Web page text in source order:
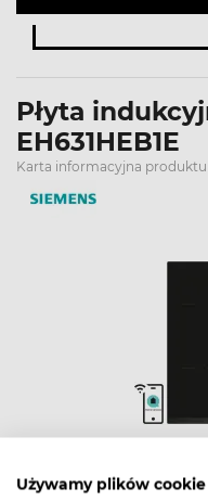
Płyta
EH631HEB1E
Karta informacyjna produktu
Używamy plików cookie